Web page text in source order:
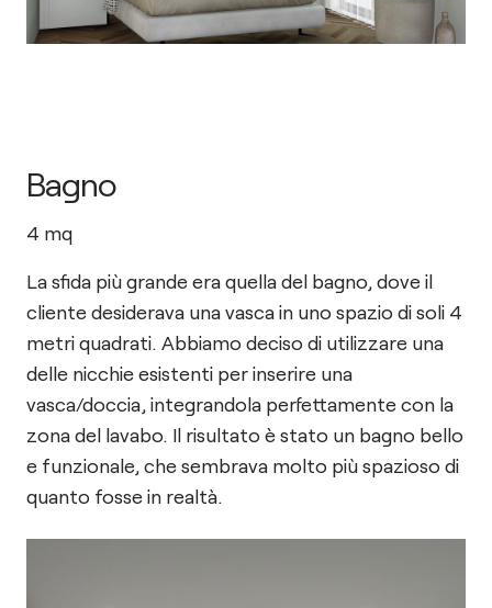
Bagno
4 mq
La sfida più grande era quella del bagno, dove il
cliente desiderava una vasca in uno spazio di soli 4
metri quadrati. Abbiamo deciso di utilizzare una
delle nicchie esistenti per inserire una
vasca/doccia, integrandola perfettamente con la
zona del lavabo. Il risultato è stato un bagno bello
e funzionale, che sembrava molto più spazioso di
quanto fosse in realtà.